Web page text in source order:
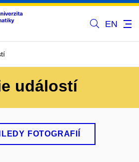
EN
událostí
FOTOGRAFIÍ